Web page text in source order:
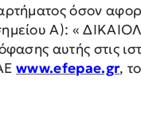
όσον
Α): «
αυτής στις
www.efepae.gr,